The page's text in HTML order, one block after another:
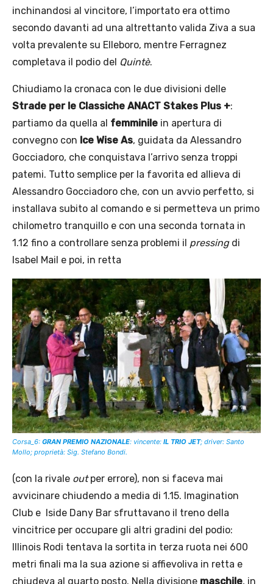
inchinandosi al vincitore, l’importato era ottimo
secondo davanti ad una altrettanto valida Ziva a sua
volta prevalente su Elleboro, mentre Ferragnez
completava il podio del Quintè.
Chiudiamo la cronaca con le due divisioni delle
Strade per le Classiche ANACT Stakes Plus +:
partiamo da quella al femminile in apertura di
convegno con Ice Wise As, guidata da Alessandro
Gocciadoro, che conquistava l’arrivo senza troppi
patemi. Tutto semplice per la favorita ed allieva di
Alessandro Gocciadoro che, con un avvio perfetto, si
installava subito al comando e si permetteva un primo
chilometro tranquillo e con una seconda tornata in
1.12 fino a controllare senza problemi il pressingdi
Isabel Mail e poi, in retta
Corsa_6: GRAN PREMIO NAZIONALE: vincente: IL TRIO JET; driver: Santo
Mollo; proprietà: Sig. Stefano Bondi.
(con la rivale outper errore), non si faceva mai
avvicinare chiudendo a media di 1.15. Imagination
Club e Iside Dany Bar sfruttavano il treno della
vincitrice per occupare gli altri gradini del podio:
Illinois Rodi tentava la sortita in terza ruota nei 600
metri finali ma la sua azione si affievoliva in retta e
chiudeva al quarto posto. Nella divisione maschile, in